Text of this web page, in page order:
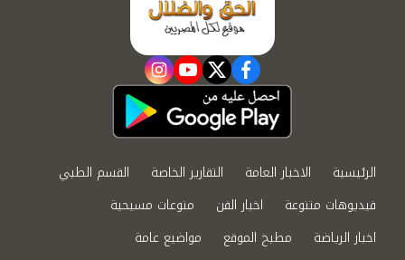
facebook
twitter
youtube
instagram
الرئيسية الاخبار العامة التقارير الخاصة
القسم الطبي
فيديوهات متنوعة
اخبار الفن
منوعات مسيحية
اخبار الرياضة
مطبخ الموقع
مواضيع عامة